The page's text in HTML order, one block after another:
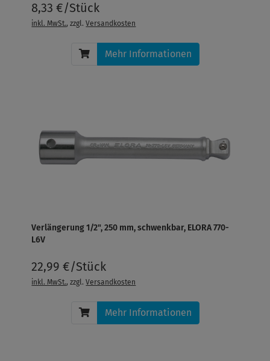
8,33 €/Stück
inkl. MwSt., zzgl.Versandkosten
Mehr Informationen
Verlängerung 1/2", 250 mm, schwenkbar, ELORA 770-
L6V
22,99 €/Stück
inkl. MwSt., zzgl.Versandkosten
Mehr Informationen